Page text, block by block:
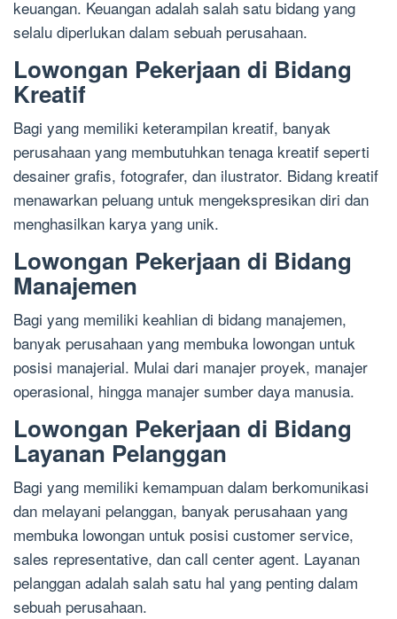
keuangan. Keuangan adalah salah satu bidang yang
selalu diperlukan dalam sebuah perusahaan.
Lowongan Pekerjaan di Bidang
Kreatif
Bagi yang memiliki keterampilan kreatif, banyak
perusahaan yang membutuhkan tenaga kreatif seperti
desainer grafis, fotografer, dan ilustrator. Bidang kreatif
menawarkan peluang untuk mengekspresikan diri dan
menghasilkan karya yang unik.
Lowongan Pekerjaan di Bidang
Manajemen
Bagi yang memiliki keahlian di bidang manajemen,
banyak perusahaan yang membuka lowongan untuk
posisi manajerial. Mulai dari manajer proyek, manajer
operasional, hingga manajer sumber daya manusia.
Lowongan Pekerjaan di Bidang
Layanan Pelanggan
Bagi yang memiliki kemampuan dalam berkomunikasi
dan melayani pelanggan, banyak perusahaan yang
membuka lowongan untuk posisi customer service,
sales representative, dan call center agent. Layanan
pelanggan adalah salah satu hal yang penting dalam
sebuah perusahaan.